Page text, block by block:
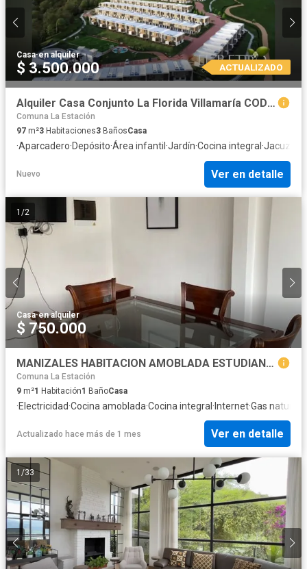
Casa·en alquiler
$ 3.500.000 ACTUALIZADO
Alquiler Casa Conjunto La Florida Villamaría COD 10235681
Comuna La Estación
97 m²3 Habitaciones3 BañosCasa
·Aparcadero·Depósito·Área infantil ·Jardín·Cocina integral ·Jacuzzi
Nuevo Ver en detalle
1 /2
Casa·en alquiler
$ 750.000
MANIZALES HABITACION AMOBLADA ESTUDIANTES + BAÑO PRIVADO U.N NUBIA
Comuna La Estación
9 m²1 Habitación1 BañoCasa
·Electricidad·Cocina amoblada·Cocina integral · Internet·Gas natural
Actualizado hace más de 1 mes Ver en detalle
1 /33